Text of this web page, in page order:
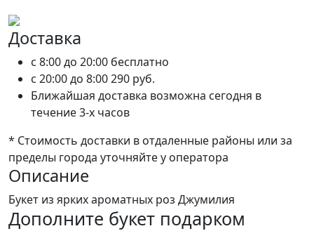
Доставка
c 8:00 до 20:00 бесплатно
c 20:00 до 8:00290 руб.
Ближайшая доставка возможна сегодня в
течение 3-х часов
* Стоимость доставки в отдаленные районы или за
пределы города уточняйте у оператора
Описание
Букет из ярких ароматных роз Джумилия
Дополните букет подарком